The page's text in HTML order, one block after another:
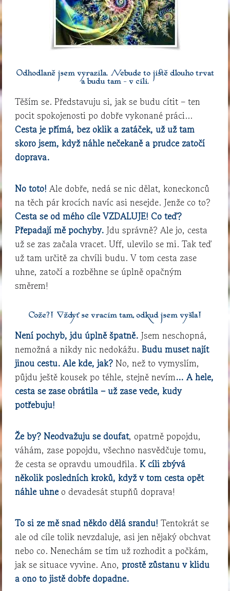
Odhodlaně jsem vyrazila. Nebude to jistě dlouho trvat
a budu tam – v cíli.
Těším se. Představuju si, jak se budu cítit – ten
pocit spokojenosti po dobře vykonané práci…
Cesta je přímá, bez oklik a zatáček, už už tam
skoro jsem, když náhle nečekaně a prudce zatočí
doprava.
No toto! Ale dobře, nedá se nic dělat, koneckonců
na těch pár krocích navíc asi nesejde. Jenže co to?
Cesta se od mého cíle VZDALUJE! Co teď?
Přepadají mě pochyby. Jdu správně? Ale jo, cesta
už se zas začala vracet. Uff, ulevilo se mi. Tak teď
už tam určitě za chvíli budu. V tom cesta zase
uhne, zatočí a rozběhne se úplně opačným
směrem!
Cože?! Vždyť se vracím tam, odkud jsem vyšla!
Není pochyb, jdu úplně špatně. Jsem neschopná,
nemožná a nikdy nic nedokážu.Budu muset najít
jinou cestu. Ale kde, jak? No, než to vymyslím,
půjdu ještě kousek po téhle, stejně nevím… A hele,
cesta se zase obrátila – už zase vede, kudy
potřebuju!
Že by? Neodvažuju se doufat, opatrně popojdu,
váhám, zase popojdu, všechno nasvědčuje tomu,
že cesta se opravdu umoudřila.K cíli zbývá
několik posledních kroků, když v tom cesta opět
náhle uhne o devadesát stupňů doprava!
To si ze mě snad někdo dělá srandu! Tentokrát se
ale od cíle tolik nevzdaluje, asi jen nějaký obchvat
nebo co. Nenechám se tím už rozhodit a počkám,
jak se situace vyvine. Ano,prostě zůstanu v klidu
a ono to jistě dobře dopadne.